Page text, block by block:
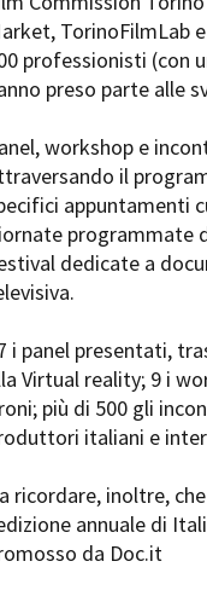
trasparente
ambientale
FCTP
Tenna
Tv Fund
Film Fund
TorinoFilmLab
professionisti (con
preso parte alle
workshop e
il
appuntamenti
programmate
dedicate a
i panel presentati,
Virtual reality; 9 i
più di 500 gli
italiani e
ricordare, inoltre,
annuale di
da Doc.it